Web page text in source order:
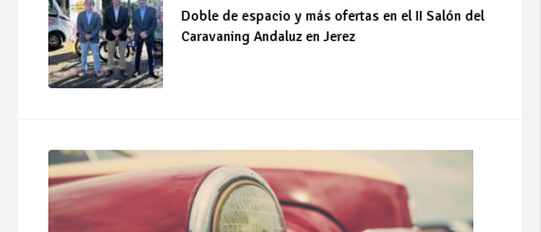
Doble de espacio y más ofertas en el II Salón del
Caravaning Andaluz en Jerez